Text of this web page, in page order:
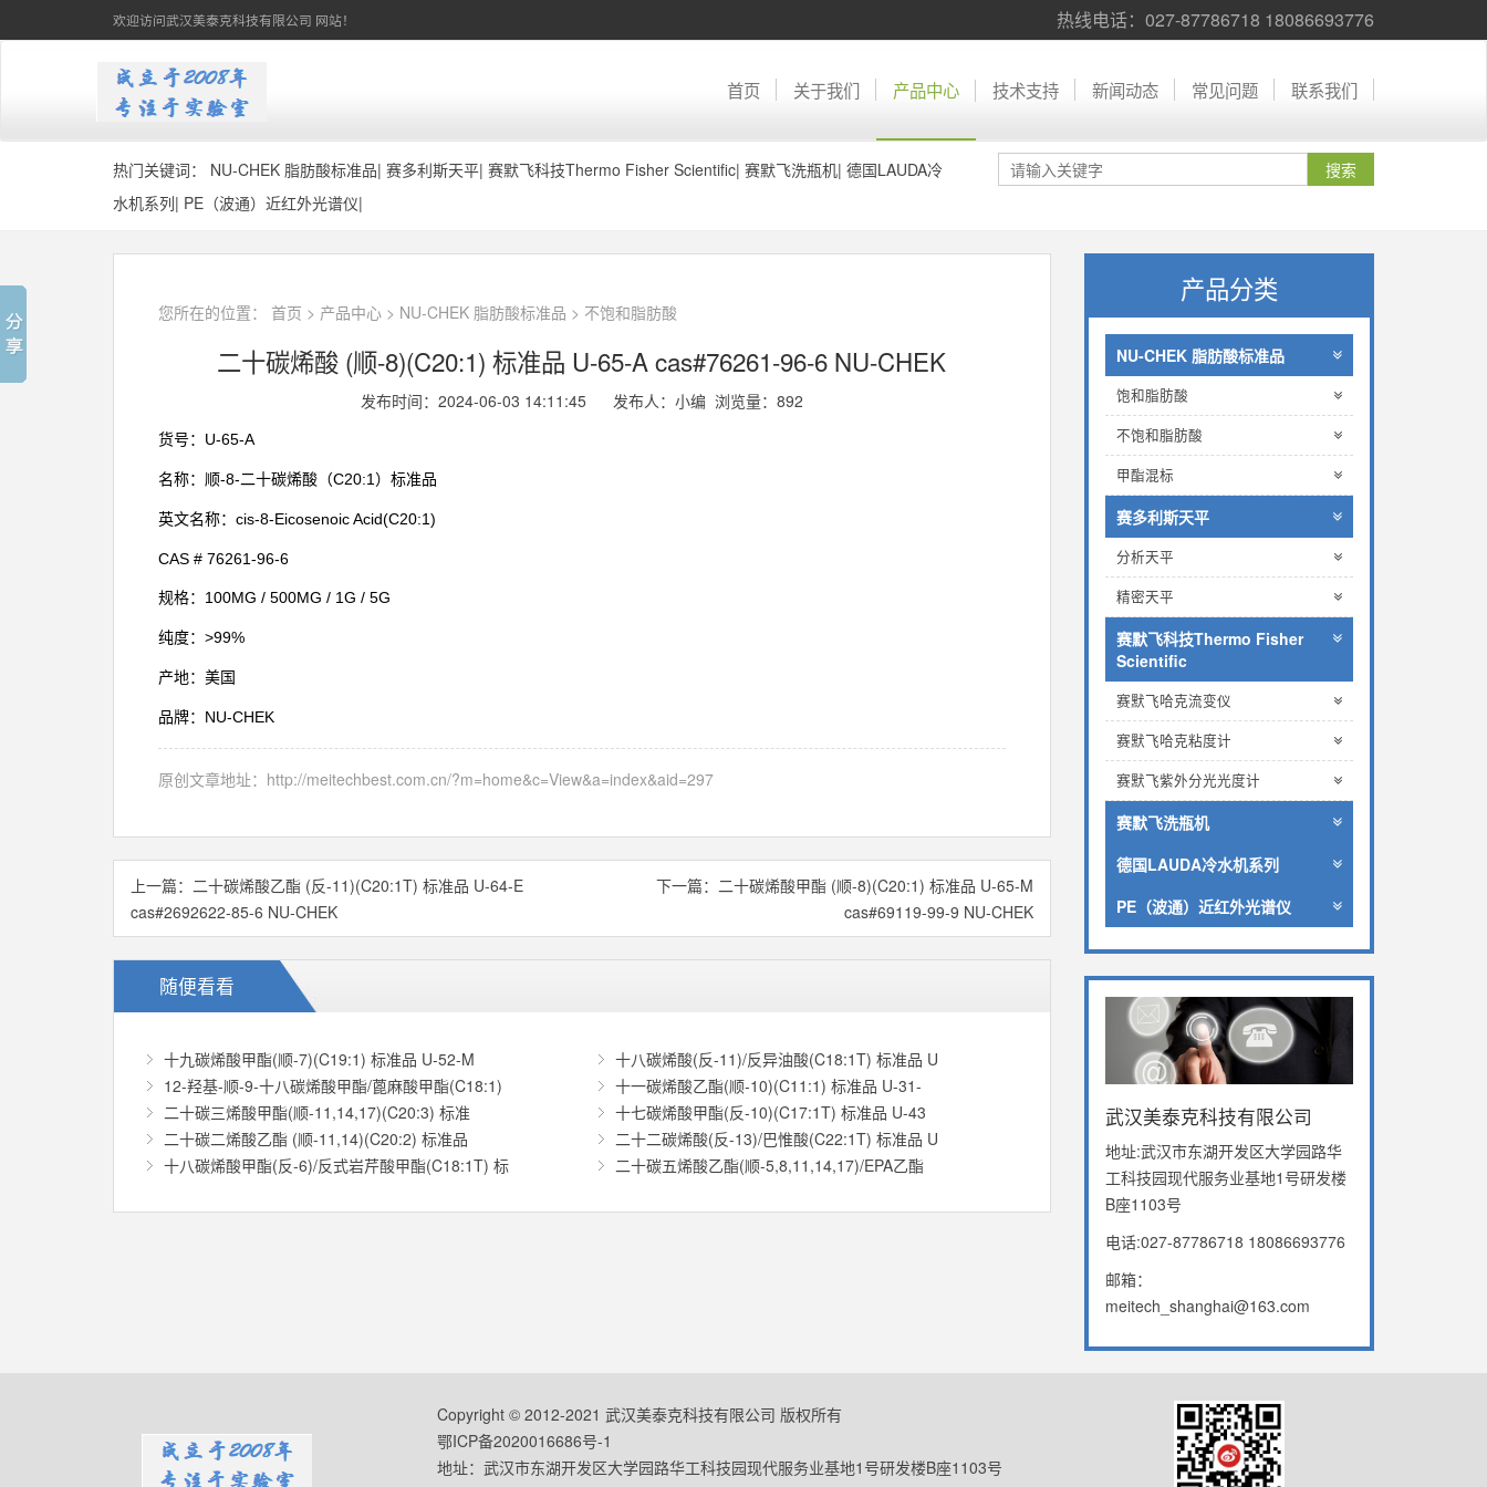
欢迎访问武汉美泰克科技有限公司 网站！ 热线电话：027-87786718 18086693776
首页 关于我们 产品中心 技术支持 新闻动态 常见问题 联系我们
热门关键词： NU-CHEK 脂肪酸标准品| 赛多利斯天平| 赛默飞科技Thermo Fisher Scientific| 赛默飞洗瓶机| 德国LAUDA冷
水机系列| PE（波通）近红外光谱仪|
您所在的位置： 首页 > 产品中心 > NU-CHEK 脂肪酸标准品 > 不饱和脂肪酸
二十碳烯酸 (顺-8)(C20:1) 标准品 U-65-A cas#76261-96-6 NU-CHEK
发布时间：2024-06-03 14:11:45 发布人：小编 浏览量： 892
货号： U-65-A
名称：顺-8-二十碳烯酸（C20:1 ）标准品
英文名称： cis-8-Eicosenoic Acid(C20:1)
CAS # 76261-96-6
规格： 100MG / 500MG / 1G / 5G
纯度： >99%
产地：美国
品牌： NU-CHEK
原创文章地址： http://meitechbest.com.cn/?m=home&c=View&a=index&aid=297
上一篇： 二十碳烯酸乙酯 (反-11)(C20:1T) 标准品 U-64-E
cas#2692622-85-6 NU-CHEK
下一篇： 二十碳烯酸甲酯 (顺-8)(C20:1) 标准品 U-65-M
cas#69119-99-9 NU-CHEK
随便看看
十九碳烯酸甲酯(顺-7)(C19:1) 标准品 U-52-M
十八碳烯酸(反-11)/反异油酸(C18:1T) 标准品 U
12-羟基-顺-9-十八碳烯酸甲酯/蓖麻酸甲酯(C18:1)
十一碳烯酸乙酯(顺-10)(C11:1) 标准品 U-31-
二十碳三烯酸甲酯(顺-11,14,17)(C20:3) 标准
十七碳烯酸甲酯(反-10)(C17:1T) 标准品 U-43
二十碳二烯酸乙酯 (顺-11,14)(C20:2) 标准品
二十二碳烯酸(反-13)/巴惟酸(C22:1T) 标准品 U
十八碳烯酸甲酯(反-6)/反式岩芹酸甲酯(C18:1T) 标
二十碳五烯酸乙酯(顺-5,8,11,14,17)/EPA乙酯
产品分类
NU-CHEK 脂肪酸标准品
饱和脂肪酸
不饱和脂肪酸
甲酯混标
赛多利斯天平
分析天平
精密天平
赛默飞科技Thermo Fisher
Scientific
赛默飞哈克流变仪
赛默飞哈克粘度计
赛默飞紫外分光光度计
赛默飞洗瓶机
德国LAUDA冷水机系列
PE（波通）近红外光谱仪
武汉美泰克科技有限公司
地址:武汉市东湖开发区大学园路华
工科技园现代服务业基地1号研发楼
B座1103号
电话:027-87786718 18086693776
邮箱：
meitech_shanghai@163.com
Copyright © 2012-2021 武汉美泰克科技有限公司 版权所有
鄂ICP备2020016686号-1
地址：武汉市东湖开发区大学园路华工科技园现代服务业基地1号研发楼B座1103号